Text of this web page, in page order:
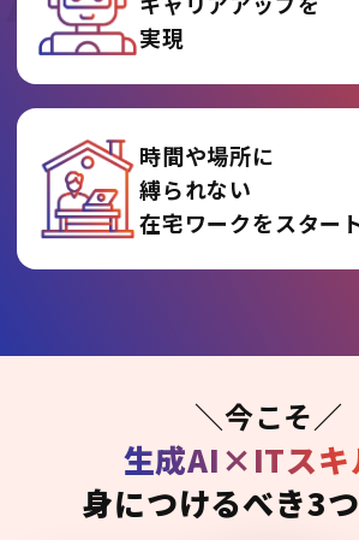
実現
時間や場所に
縛られない
在宅ワークをスター
＼今こそ／
生成AI×ITスキ
身につけるべき3